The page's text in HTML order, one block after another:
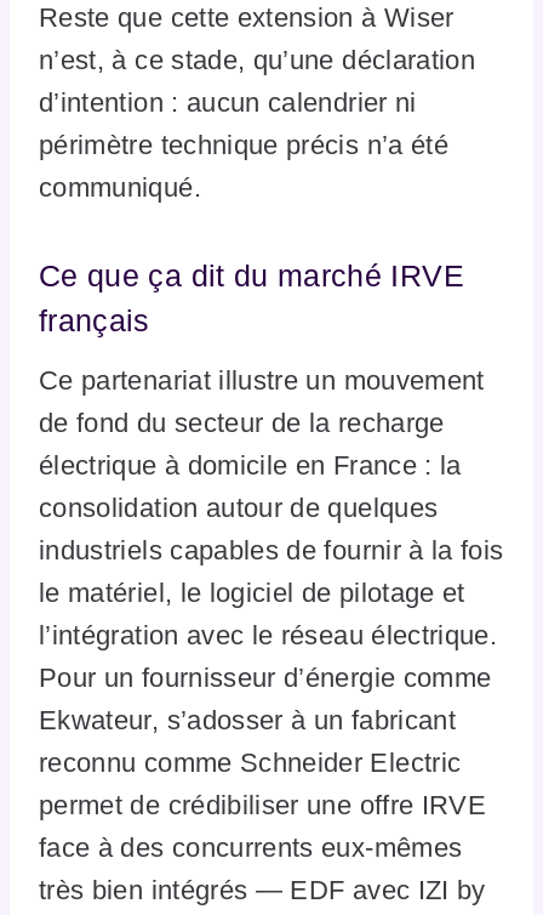
Reste que cette extension à Wiser
n’est, à ce stade, qu’une déclaration
d’intention : aucun calendrier ni
périmètre technique précis n’a été
communiqué.
Ce que ça dit du marché IRVE
français
Ce partenariat illustre un mouvement
de fond du secteur de la recharge
électrique à domicile en France : la
consolidation autour de quelques
industriels capables de fournir à la fois
le matériel, le logiciel de pilotage et
l’intégration avec le réseau électrique.
Pour un fournisseur d’énergie comme
Ekwateur, s’adosser à un fabricant
reconnu comme Schneider Electric
permet de crédibiliser une offre IRVE
face à des concurrents eux-mêmes
très bien intégrés — EDF avec IZI by